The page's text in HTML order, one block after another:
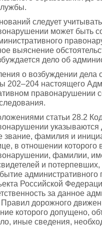
следует
может быть
выяснение
дело об
о возбуждении дела
202–204 настоящего
правонарушении
статьи 28.2
указываются
звание, фамилия и
в отношении которого
фамилии,
и
административного
Российской
за данное
дорожного
которого допущено,
иные сведения,